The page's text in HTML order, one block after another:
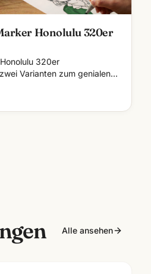
Honolulu 320er
320er
Varianten zum genialen
Manga, Coloring
Alle ansehen